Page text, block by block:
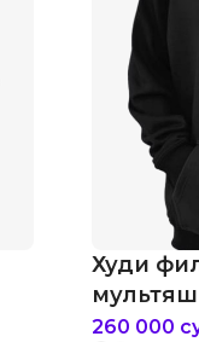
Худи
очках
260 000